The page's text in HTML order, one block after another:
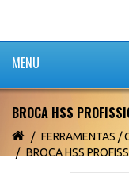
MENU
BROCA HSS
FERRAMENTAS /
BROCA HSS